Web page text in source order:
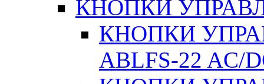
КНОПКИ
КНОПКИ
ABLFS-22 AC/